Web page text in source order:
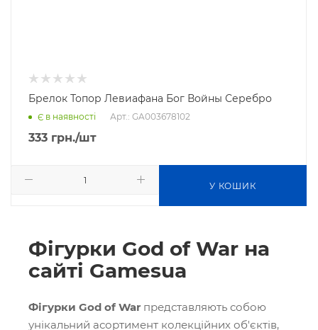
Брелок Топор Левиафана Бог Войны Серебро
Є в наявності Арт.: GA003678102
333 грн./шт
У КОШИК
Фігурки God of War на
сайті Gamesua
Фігурки God of War представляють собою
унікальний асортимент колекційних об'єктів,